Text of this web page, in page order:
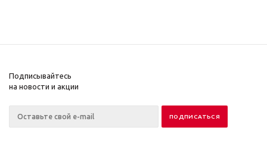
Подписывайтесь
на новости и акции